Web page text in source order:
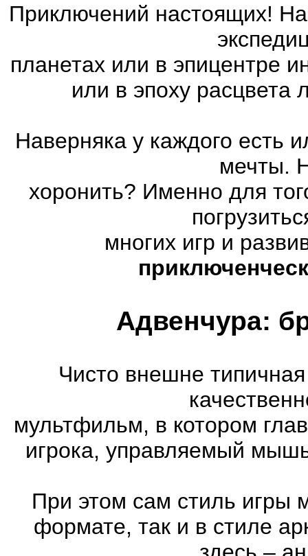
Приключений настоящих! На
планетах или в эпицентре
или в эпоху
Наверняка у каждого есть
мечты.
хоронить? Именно для
многих игр и
Адвенчура:
Чисто внешне
мультфильм, в котором
игрока, управляемый
При этом сам стиль игры
формате, так и в стиле